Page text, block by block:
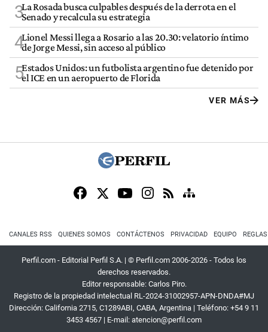
3La Rosada busca culpables después de la derrota en el
Senado y recalcula su estrategia
4Lionel Messi llega a Rosario a las 20.30: velatorio íntimo
de Jorge Messi, sin acceso al público
5Estados Unidos: un futbolista argentino fue detenido por
el ICE en un aeropuerto de Florida
VER MÁS
CANALES RSS QUIENES SOMOS CONTÁCTENOS PRIVACIDAD EQUIPO
Perfil.com - Editorial Perfil S.A. | © Perfil.com 2006-2026 - Todos los
derechos reservados.
Editor responsable: Carlos Piro.
Registro de la propiedad intelectual RL-2024-31002957-APN-DNDA#MJ
Dirección: California 2715, C1289ABI, CABA, Argentina | Teléfono: +54 9 11
3453 4567 | E-mail: atencion@perfil.com